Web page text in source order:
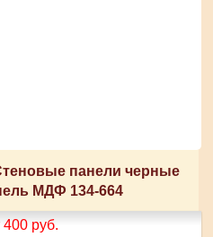
панели черные
МДФ 134-664
400 руб.